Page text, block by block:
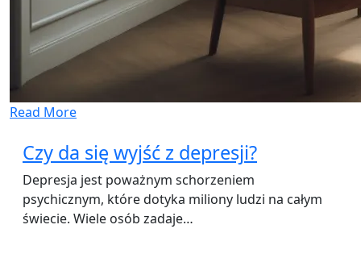
Read More
Czy da się wyjść z depresji?
Depresja jest poważnym schorzeniem
psychicznym, które dotyka miliony ludzi na całym
świecie. Wiele osób zadaje…